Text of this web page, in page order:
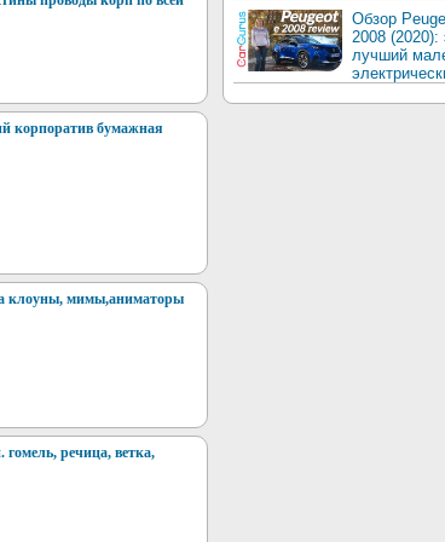
корпоратив бумажная
клоуны, мимы,аниматоры
речица, ветка,
Обзор
2008 (2020):
лучший